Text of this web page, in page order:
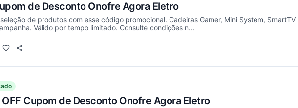
de Desconto Onofre Agora Eletro
de produtos com esse código promocional. Cadeiras Gamer, Mini System,
Válido por tempo limitado. Consulte condições n...
funcionou
cupom não funcionou
OFF Cupom de Desconto Onofre Agora Eletro